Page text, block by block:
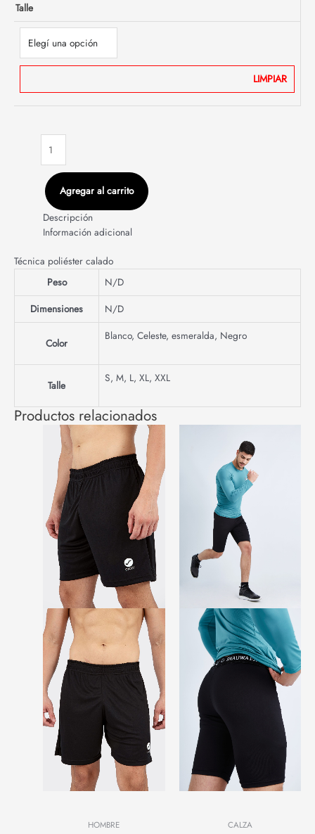
Talle
LIMPIAR
Agregar al carrito
Descripción
Información adicional
Técnica poliéster calado
Peso
N/D
Dimensiones
N/D
Color
Blanco, Celeste, esmeralda, Negro
Talle
S, M, L, XL, XXL
Productos relacionados
HOMBRE CALZA